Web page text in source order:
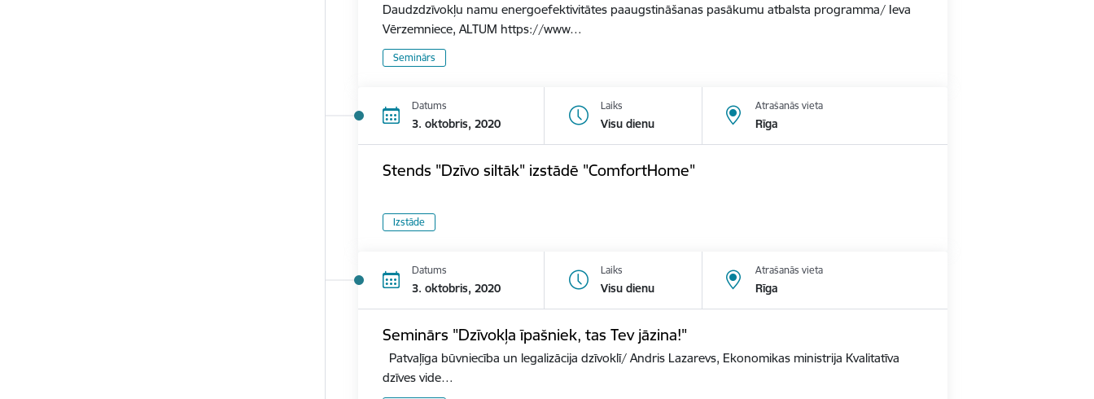
Daudzdzīvokļu namu energoefektivitātes paaugstināšanas pasākumu atbalsta programma/ Ieva
Vērzemniece, ALTUM https://www…
Seminārs
Datums
3. oktobris, 2020
Laiks
Visu dienu
Atrašanās vieta
Rīga
Stends "Dzīvo siltāk" izstādē "ComfortHome"
Izstāde
Datums
3. oktobris, 2020
Laiks
Visu dienu
Atrašanās vieta
Rīga
Seminārs "Dzīvokļa īpašniek, tas Tev jāzina!"
Patvaļīga būvniecība un legalizācija dzīvoklī/ Andris Lazarevs, Ekonomikas ministrija Kvalitatīva
dzīves vide…